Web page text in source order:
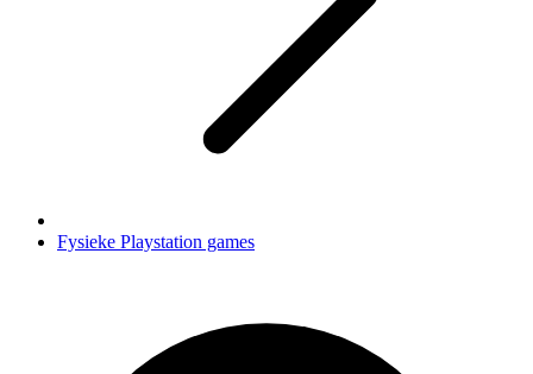
Fysieke Playstation games